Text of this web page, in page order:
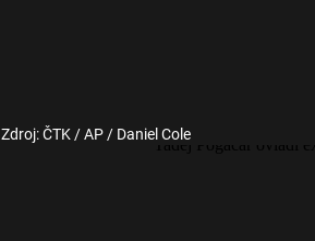
Zdroj: ČTK / AP / Daniel Cole